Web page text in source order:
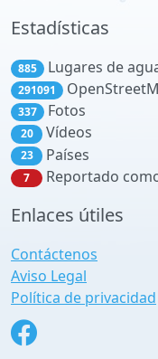
Estadísticas
885 Lugares de
291091
337 Fotos
20 Vídeos
23 Países
7 Reportado
Enlaces útiles
Contáctenos
Aviso Legal
Política de privacidad